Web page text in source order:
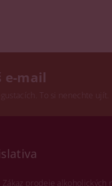
e-mail
To si nenechte ujít.
Zákaz prodeje alkoholických